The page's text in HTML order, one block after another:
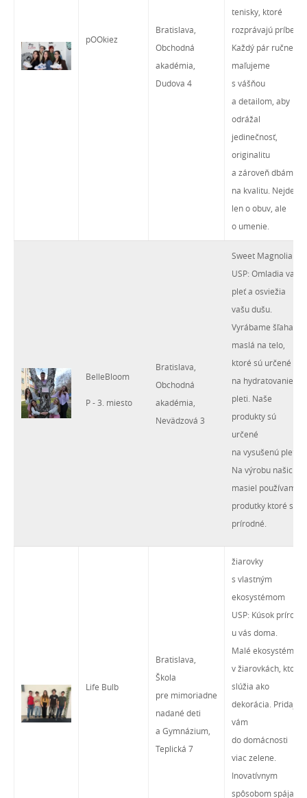
pOOkiez
Bratislava,
Obchodná
akadémia,
Dudova 4
tenisky, ktoré
rozprávajú príbeh.
Každý pár ručne
maľujeme
s vášňou
a detailom, aby
odrážal
jedinečnosť,
originalitu
a zároveň dbáme
na kvalitu. Nejde
len o obuv, ale
o umenie.
BelleBloom
P - 3. miesto
Bratislava,
Obchodná
akadémia,
Nevädzová 3
Sweet Magnolia
USP: Omladia vašu
pleť a osviežia
vašu dušu.
Vyrábame šľahané
maslá na telo,
ktoré sú určené
na hydratovanie
pleti. Naše
produkty sú
určené
na vysušenú pleť.
Na výrobu našich
masiel používame
produtky ktoré sú
prírodné.
Life Bulb
Bratislava,
Škola
pre mimoriadne
nadané deti
a Gymnázium,
Teplická 7
žiarovky
s vlastným
ekosystémom
USP: Kúsok prírody
u vás doma.
Malé ekosystémy
v žiarovkách, ktoré
slúžia ako
dekorácia. Pridajú
vám
do domácnosti
viac zelene.
Inovatívnym
spôsobom spájajú